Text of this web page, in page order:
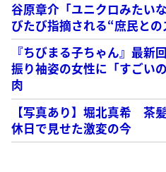
谷原章介「ユニクロみたい
びたび指摘される“庶民との
『ちびまる子ちゃん』最
振り袖姿の女性に「すごい
肉
【写真あり】堀北真希 茶
休日で見せた激変の今